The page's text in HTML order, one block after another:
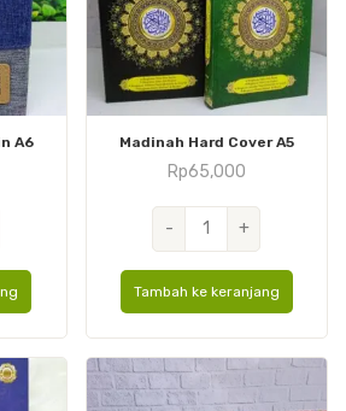
A6 Madinah Hard Cover A5
Rp65,000
-
Kuantitas
Madinah
Hard
A5
+
Tambah ke keranjang